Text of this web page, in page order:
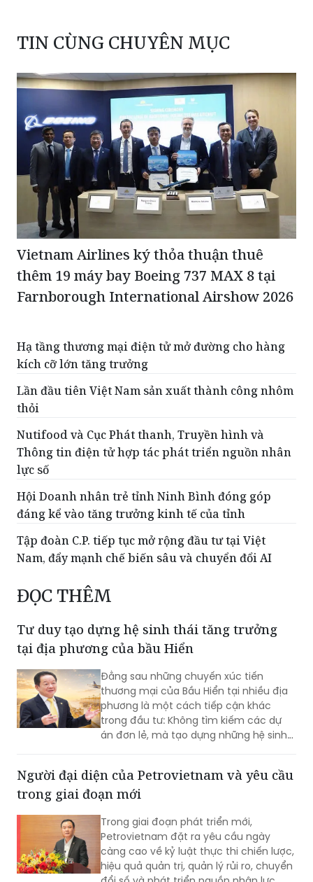
TIN CÙNG CHUYÊN MỤC
Vietnam Airlines ký thỏa thuận thuê
Farnborough International Airshow 2026
Hạ tầng thương mại điện tử mở đường cho hàng
kích cỡ lớn tăng trưởng
Lần đầu tiên Việt Nam sản xuất thành công nhôm
thỏi
Thông tin điện tử hợp tác phát triển nguồn nhân
lực số
Hội Doanh nhân trẻ tỉnh Ninh Bình đóng góp
đáng kể vào tăng trưởng kinh tế của tỉnh
Tập đoàn C.P. tiếp tục mở rộng đầu tư tại Việt
Nam, đẩy mạnh chế biến sâu và chuyển đổi AI
ĐỌC THÊM
Tư duy tạo dựng hệ sinh thái tăng trưởng
tại địa phương của bầu Hiển
Đằng sau những chuyến xúc tiến
thương mại của Bầu Hiển tại nhiều địa
trong đầu tư: Không tìm kiếm các dự
án đơn lẻ, mà tạo dựng những hệ sinh
thái phát triển phù hợp với lợi thế riêng
Người đại diện của Petrovietnam và yêu cầu
trong giai đoạn mới
Trong giai đoạn phát triển mới,